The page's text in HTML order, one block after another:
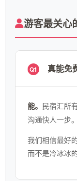
游客最关心
Q1 真能免
能。 民宿汇所
沟通快人一步。
我们相信最好
而不是冷冰冰